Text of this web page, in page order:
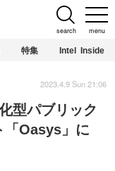
menu
search
特集 Intel Inside
型パブリック
「Oasys」に
2023.4.9 Sun 21:06